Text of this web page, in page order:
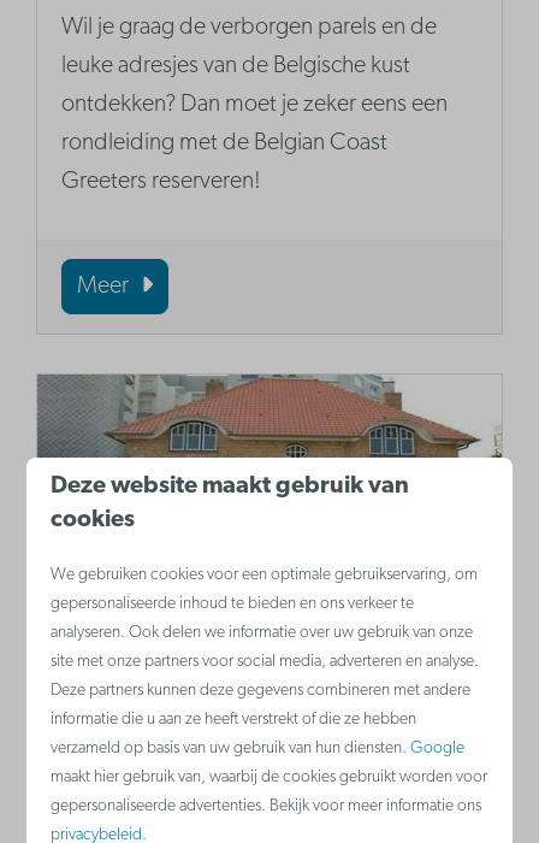
Wil je graag de verborgen parels en de
leuke adresjes van de Belgische kust
ontdekken? Dan moet je zeker eens een
rondleiding met de Belgian Coast
Greeters reserveren!
Meer
Villa Les Zéphyrs
Reis terug naar de jaren ’30, de periode
tussen de twee wereldoorlogen. De villa
werd gebruikt als vakantieverblijf van een
doktersfamilie.
Deze website maakt gebruik van
cookies
We gebruiken cookies voor een optimale gebruikservaring, om
gepersonaliseerde inhoud te bieden en ons verkeer te
analyseren. Ook delen we informatie over uw gebruik van onze
site met onze partners voor social media, adverteren en analyse.
Deze partners kunnen deze gegevens combineren met andere
informatie die u aan ze heeft verstrekt of die ze hebben
verzameld op basis van uw gebruik van hun diensten.Google
maakt hier gebruik van, waarbij de cookies gebruikt worden voor
gepersonaliseerde advertenties. Bekijk voor meer informatie ons
privacybeleid.